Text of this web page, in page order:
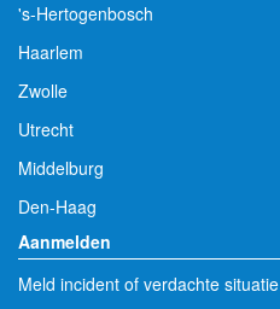
's-Hertogenbosch
Haarlem
Zwolle
Utrecht
Middelburg
Den-Haag
Aanmelden
Meld incident of verdachte situatie